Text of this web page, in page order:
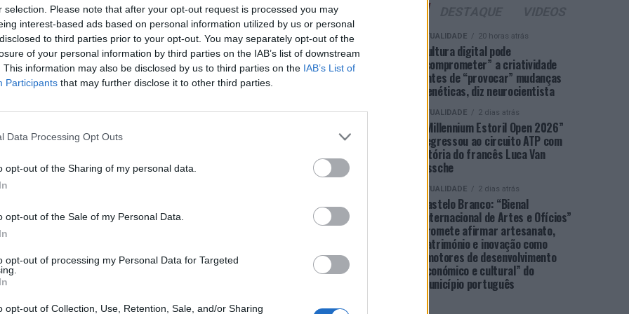
selection. Please note that after your opt-out request is processed you may
interest-based ads based on personal information utilized by us or personal
to third parties prior to your opt-out. You may separately opt-out of the
of your personal information by third parties on the IAB’s list of downstream
This information may also be disclosed by us to third parties on the IAB’s List of
Participants that may further disclose it to other third parties.
Data Processing Opt Outs
opt-out of the Sharing of my personal data.
opt-out of the Sale of my Personal Data.
opt-out of processing my Personal Data for Targeted
opt-out of Collection, Use, Retention, Sale, and/or Sharing
iniciativa “A Europa na minha região” na qual, a par
do Mercado...
ATUALIDADE 4 anos atrás
mesa das festividades a tradição de
toda uma região
Celebre as festividades com os sabores típicos
centro...
ATUALIDADE 4 anos atrás
Mar” como homenagem à cultura da
ATUALIDADE 20 horas atrás
Cultura digital pode
“comprometer” a criatividade
antes de “provocar” mudanças
genéticas, diz neurocientista
ATUALIDADE 2 dias atrás
“Millennium Estoril Open 2026”
regressou ao circuito ATP com
vitória do francês Luca Van
Assche
ATUALIDADE 2 dias atrás
Castelo Branco: “Bienal
Internacional de Artes e Ofícios”
promete afirmar artesanato,
património e inovação como
“motores de desenvolvimento
económico e cultural” do
município português